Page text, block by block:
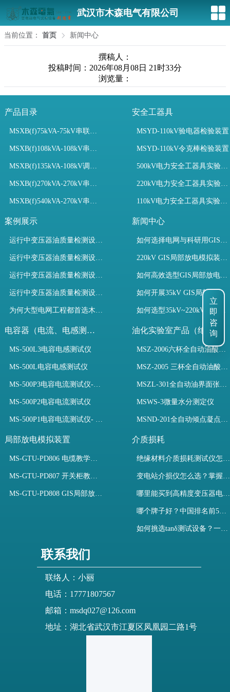
武汉市木森电气有限公司
当前位置： 首页 新闻中心
撰稿人：
投稿时间：2026年08月08日 21时33分
浏览量：
产品目录
MSXB(f)75kVA-75kV串联谐振装置
MSXB(f)108kVA-108kV串联谐振试验装置
MSXB(f)135kVA-108kV调频串联谐振试验装置
MSXB(f)270kVA-270kV串联谐振
MSXB(f)540kVA-270kV串联谐振试验装置
安全工器具
MSYD-110kV验电器检验装置
MSYD-110kV令克棒检验装置
500kV电力安全工器具实验室配置
220kV电力安全工器具实验室配置
110kV电力安全工器具实验室配置
案例展示
运行中变压器油质量检测设备有哪些优势？
运行中变压器油质量检测设备如何维护？
运行中变压器油质量检测设备包括哪些？
运行中变压器油质量检测设备如何选型？
为何大型电网工程都首选木森电气成套电力测试设备？
新闻中心
如何选择电网与科研用GIS局部放电模拟装置？
220kV GIS局部放电模拟装置试验如何开展？
如何高效选型GIS局部放电模拟装置？
如何开展35kV GIS局部放电模拟装置检测试验与选型
如何选型35kV~220kV GIS局部放电模拟装置？
电容器（电流、电感测试）
MS-500L3电容电感测试仪
MS-500L电容电感测试仪
MS-500P3电容电流测试仪-3PT、两种4PT、1PT连接方式
MS-500P2电容电流测试仪
MS-500P1电容电流测试仪- 支持3PT、4PT、1PT
油化实验室产品（绝缘油）
MSZ-2006六杯全自动油酸值测定仪
MSZ-2005 三杯全自动油酸值测定仪
MSZL-301全自动油界面张力仪
MSWS-3微量水分测定仪
MSND-201全自动倾点凝点测试仪
局部放电模拟装置
MS-GTU-PD806 电缆教学用局部放电模拟装置
MS-GTU-PD807 开关柜教学用局部放电模拟装置
MS-GTU-PD808 GIS局部放电模拟系统
介质损耗
绝缘材料介质损耗测试仪怎么选？看木森电气B端定制如何升级测试效率
变电站介损仪怎么选？掌握采购要点-木森电气
哪里能买到高精度变压器电容量及介损测试仪？快速解决选型难题
哪个牌子好？中国排名前5介质损耗测试仪选型对比快速解决测量难题
如何挑选tanδ测试设备？一文掌握高压介质损耗测试仪采购核心
联系我们
联络人：小丽
电话：17771807567
邮箱：msdq027@126.com
地址：湖北省武汉市江夏区凤凰园二路1号
立
即
咨
询